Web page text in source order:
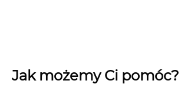
Jak możemy Ci pomóc?